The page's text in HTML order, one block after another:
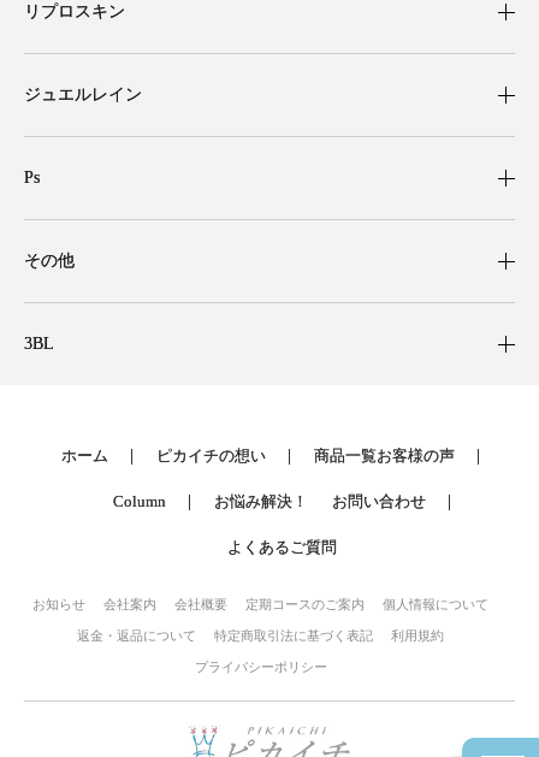
リプロスキン
ジュエルレイン
Ps
その他
3BL
ホーム ピカイチの想い 商品一覧お客様の声
Column お悩み解決！ お問い合わせ
よくあるご質問
お知らせ 会社案内 会社概要 定期コースのご案内 個人情報について
返金・返品について 特定商取引法に基づく表記 利用規約
プライバシーポリシー